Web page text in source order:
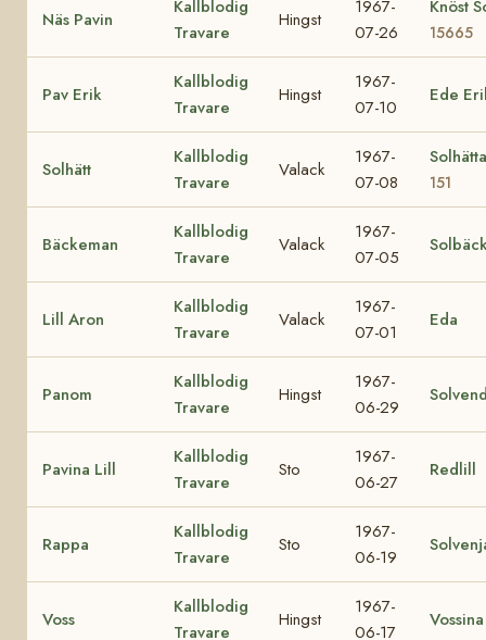
Näs Pavin
Kallblodig
Travare
Hingst
1967-
07-26
Knöst
15665
Pav Erik
Kallblodig
Travare
Hingst
1967-
07-10
Ede
Solhätt
Kallblodig
Travare
Valack
1967-
07-08
151
Bäckeman
Kallblodig
Travare
Valack
1967-
07-05
Lill Aron
Kallblodig
Travare
Valack
1967-
07-01
Eda
Panom
Kallblodig
Travare
Hingst
1967-
06-29
Pavina Lill
Kallblodig
Travare
Sto
1967-
06-27
Redlill
Rappa
Kallblodig
Travare
Sto
1967-
06-19
Voss
Kallblodig
Travare
Hingst
1967-
06-17
Vossina